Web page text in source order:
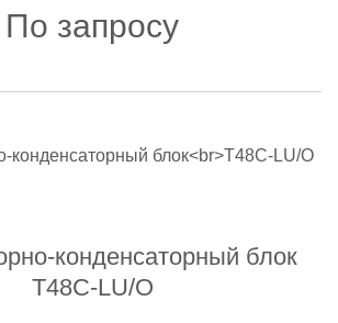
По запросу
конденсаторный блок
T48C-LU/O